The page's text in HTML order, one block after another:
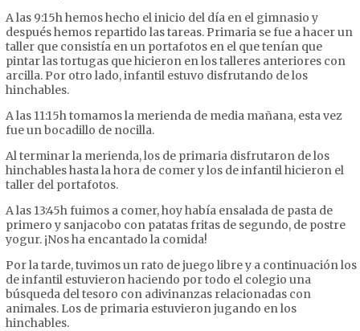
A las 9:15h hemos hecho el inicio del día en el gimnasio y
después hemos repartido las tareas. Primaria se fue a hacer un
taller que consistía en un portafotos en el que tenían que
pintar las tortugas que hicieron en los talleres anteriores con
arcilla. Por otro lado, infantil estuvo disfrutando de los
hinchables.
A las 11:15h tomamos la merienda de media mañana, esta vez
fue un bocadillo de nocilla.
Al terminar la merienda, los de primaria disfrutaron de los
hinchables hasta la hora de comer y los de infantil hicieron el
taller del portafotos.
A las 13:45h fuimos a comer, hoy había ensalada de pasta de
primero y sanjacobo con patatas fritas de segundo, de postre
yogur. ¡Nos ha encantado la comida!
Por la tarde, tuvimos un rato de juego libre y a continuación los
de infantil estuvieron haciendo por todo el colegio una
búsqueda del tesoro con adivinanzas relacionadas con
animales. Los de primaria estuvieron jugando en los
hinchables.